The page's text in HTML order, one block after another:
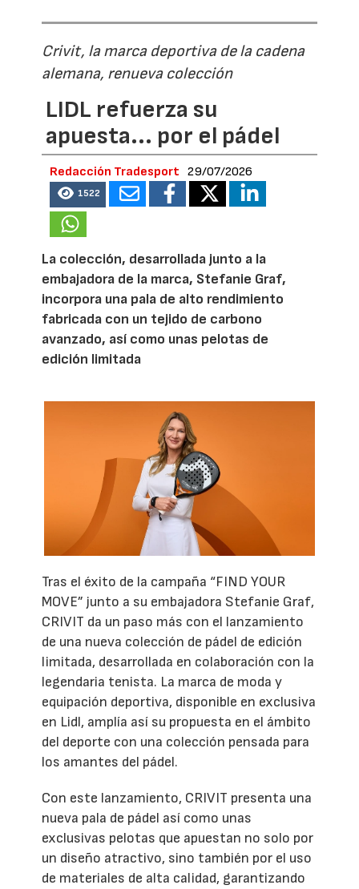
Crivit, la marca deportiva de la cadena
alemana, renueva colección
LIDL refuerza su
apuesta... por el pádel
Redacción Tradesport 29/07/2026
1522
La colección, desarrollada junto a la
embajadora de la marca, Stefanie Graf,
incorpora una pala de alto rendimiento
fabricada con un tejido de carbono
avanzado, así como unas pelotas de
edición limitada
Tras el éxito de la campaña “FIND YOUR
MOVE” junto a su embajadora Stefanie Graf,
CRIVIT da un paso más con el lanzamiento
de una nueva colección de pádel de edición
limitada, desarrollada en colaboración con la
legendaria tenista. La marca de moda y
equipación deportiva, disponible en exclusiva
en Lidl, amplía así su propuesta en el ámbito
del deporte con una colección pensada para
los amantes del pádel.
Con este lanzamiento, CRIVIT presenta una
nueva pala de pádel así como unas
exclusivas pelotas que apuestan no solo por
un diseño atractivo, sino también por el uso
de materiales de alta calidad, garantizando